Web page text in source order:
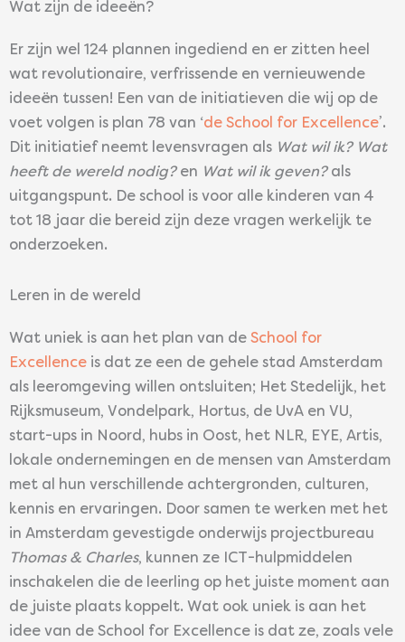
Wat zijn de ideeën?
Er zijn wel 124 plannen ingediend en er zitten heel
wat revolutionaire, verfrissende en vernieuwende
ideeën tussen! Een van de initiatieven die wij op de
voet volgen is plan 78 van ‘de School for Excellence’.
Dit initiatief neemt levensvragen als Wat wil ik? Wat
heeft de wereld nodig? en Wat wil ik geven?als
uitgangspunt. De school is voor alle kinderen van 4
tot 18 jaar die bereid zijn deze vragen werkelijk te
onderzoeken.
Leren in de wereld
Wat uniek is aan het plan van de School for
Excellence is dat ze een de gehele stad Amsterdam
als leeromgeving willen ontsluiten; Het Stedelijk, het
Rijksmuseum, Vondelpark, Hortus, de UvA en VU,
start-ups in Noord, hubs in Oost, het NLR, EYE, Artis,
lokale ondernemingen en de mensen van Amsterdam
met al hun verschillende achtergronden, culturen,
kennis en ervaringen. Door samen te werken met het
in Amsterdam gevestigde onderwijs projectbureau
Thomas & Charles, kunnen ze ICT-hulpmiddelen
inschakelen die de leerling op het juiste moment aan
de juiste plaats koppelt. Wat ook uniek is aan het
idee van de School for Excellence is dat ze, zoals vele